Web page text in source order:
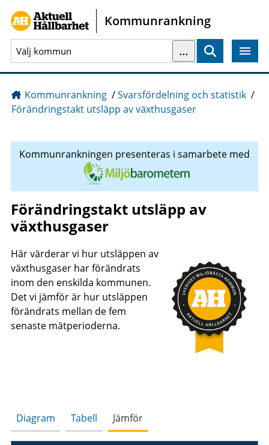
Gå direkt till sidans innehåll
Kommunrankning
…
Kommunrankning /Svarsfördelning och statistik /
Förändringstakt utsläpp av växthusgaser
Kommunrankningen presenteras i samarbete med
Förändringstakt utsläpp av
växthusgaser
Här värderar vi hur utsläppen av
växthusgaser har förändrats
inom den enskilda kommunen.
Det vi jämför är hur utsläppen
förändrats mellan de fem
senaste mätperioderna.
Diagram Tabell Jämför